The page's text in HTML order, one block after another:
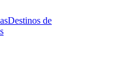
Destinos de